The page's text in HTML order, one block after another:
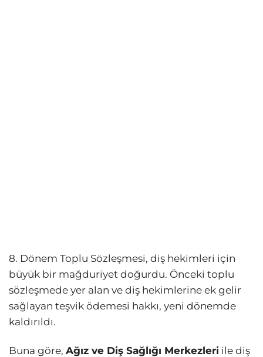
8. Dönem Toplu Sözleşmesi, diş hekimleri için
büyük bir mağduriyet doğurdu. Önceki toplu
sözleşmede yer alan ve diş hekimlerine ek gelir
sağlayan teşvik ödemesi hakkı, yeni dönemde
kaldırıldı.
Buna göre, Ağız ve Diş Sağlığı Merkezleri ile diş